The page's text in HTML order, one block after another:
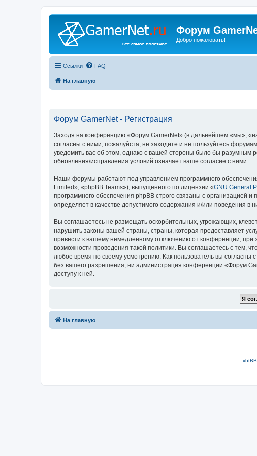
Форум
Добро пожаловать!
Ссылки FAQ
На главную
Форум GamerNet - Регистрация
Заходя на конференцию «Форум GamerNet» (в дальнейшем «мы»,
согласны с ними, пожалуйста, не заходите и не пользуйтесь
уведомить вас об этом, однако с вашей стороны было бы разумным
обновления/исправления условий означает ваше согласие с ними.
Наши форумы работают под управлением программного
Limited», «phpBB Teams»), выпущенного по лицензии «GNU General
программного обеспечения phpBB строго связаны с организацией
определяет в качестве допустимого содержания и/или поведения
Вы соглашаетесь не размещать оскорбительных, угрожающих,
нарушить законы вашей страны, страны, которая предоставляет
привести к вашему немедленному отключению от конференции, при
возможности проведения такой политики. Вы соглашаетесь с тем,
любое время по своему усмотрению. Как пользователь вы
без вашего разрешения, ни администрация конференции «Форум
доступу к ней.
На главную